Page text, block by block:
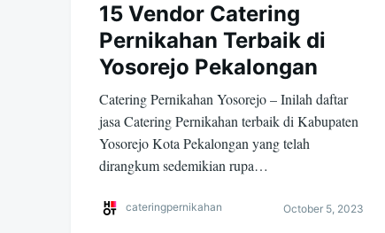
15 Vendor Catering
Pernikahan Terbaik di
Yosorejo Pekalongan
Catering Pernikahan Yosorejo – Inilah daftar
jasa Catering Pernikahan terbaik di Kabupaten
Yosorejo Kota Pekalongan yang telah
dirangkum sedemikian rupa…
cateringpernikahan October 5, 2023